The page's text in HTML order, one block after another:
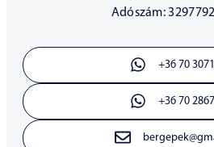
Adószám:
+36 70
+36 70